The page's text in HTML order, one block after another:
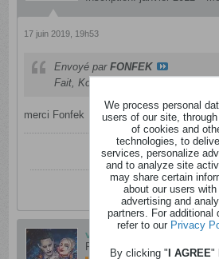
17 juin 2019, 19h53
Envoyé parFONFEK
Fait, Korinette :)
merci Fonfek
verdyM2304
Fada
We process personal
users of our site,
of cookies and
technologies, to
services, personalize
and to analyze site
may share certain
about our users with
advertising and
partners. For additional
refer to our Privacy
By clicking "I AGREE"